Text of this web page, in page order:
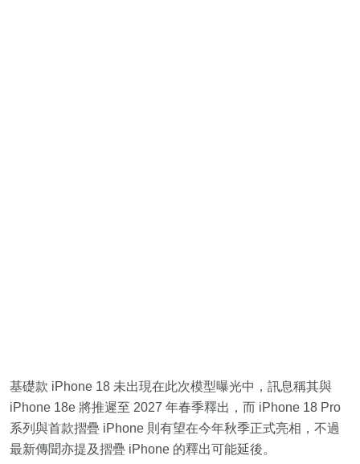
基礎款 iPhone 18 未出現在此次模型曝光中，訊息稱其與
iPhone 18e 將推遲至 2027 年春季釋出，而 iPhone 18 Pro
系列與首款摺疊 iPhone 則有望在今年秋季正式亮相，不過
最新傳聞亦提及摺疊 iPhone 的釋出可能延後。